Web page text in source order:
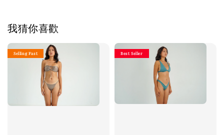
我猜你喜歡
Selling Fast Best Seller